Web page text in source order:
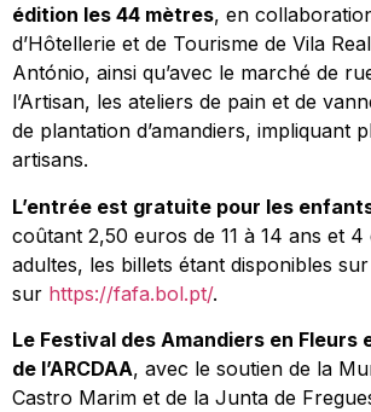
édition les 44 mètres, en
d’Hôtellerie et de Tourisme de Vila
António, ainsi qu’avec le marché de
l’Artisan, les ateliers de pain et de
de plantation d’amandiers, impliquant
artisans.
L’entrée est gratuite pour les
coûtant 2,50 euros de 11 à 14 ans et
adultes, les billets étant disponibles
sur https://fafa.bol.pt/.
Le Festival des Amandiers en
de l’ARCDAA, avec le soutien de la
Castro Marim et de la Junta de